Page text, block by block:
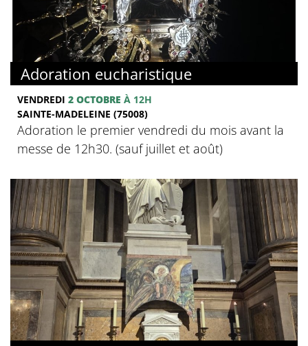
Adoration eucharistique
VENDREDI 2 OCTOBRE À 12H
SAINTE-MADELEINE (75008)
Adoration le premier vendredi du mois avant la
messe de 12h30. (sauf juillet et août)